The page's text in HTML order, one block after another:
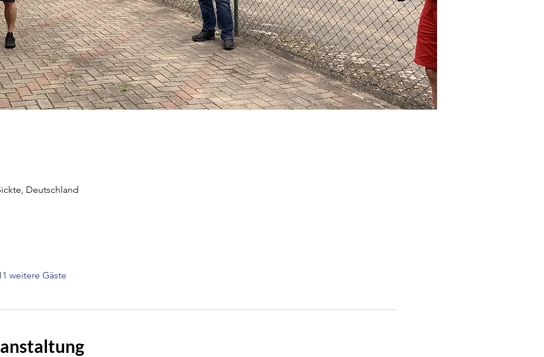
Deutschland
weitere Gäste